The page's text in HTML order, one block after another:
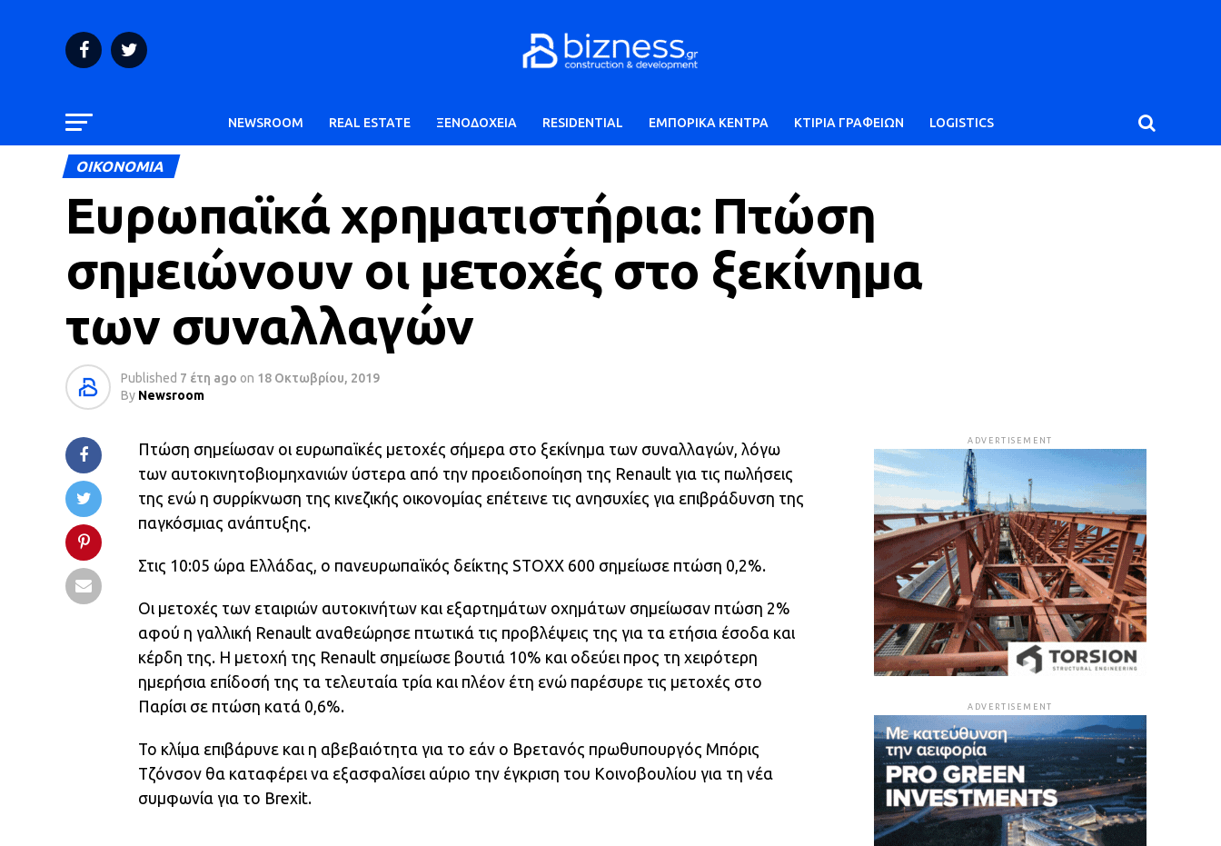
NEWSROOM REAL ESTATE ΞΕΝΟΔΟΧΕΙΑ RESIDENTIAL ΕΜΠΟΡΙΚΑ ΚΕΝΤΡΑ ΚΤΙΡΙΑ ΓΡΑΦΕΙΩΝ LOGISTICS
ΟΙΚΟΝΟΜΙΑ
Ευρωπαϊκά χρηματιστήρια: Πτώση
σημειώνουν οι μετοχές στο ξεκίνημα
των συναλλαγών
Published 7 έτη ago on 18 Οκτωβρίου, 2019
By Newsroom
Πτώση σημείωσαν οι ευρωπαϊκές μετοχές σήμερα στο ξεκίνημα των συναλλαγών, λόγω
των αυτοκινητοβιομηχανιών ύστερα από την προειδοποίηση της Renault για τις πωλήσεις
της ενώ η συρρίκνωση της κινεζικής οικονομίας επέτεινε τις ανησυχίες για επιβράδυνση της
παγκόσμιας ανάπτυξης.
Στις 10:05 ώρα Ελλάδας, ο πανευρωπαϊκός δείκτης STOXX 600 σημείωσε πτώση 0,2%.
Οι μετοχές των εταιριών αυτοκινήτων και εξαρτημάτων οχημάτων σημείωσαν πτώση 2%
αφού η γαλλική Renault αναθεώρησε πτωτικά τις προβλέψεις της για τα ετήσια έσοδα και
κέρδη της. Η μετοχή της Renault σημείωσε βουτιά 10% και οδεύει προς τη χειρότερη
ημερήσια επίδοσή της τα τελευταία τρία και πλέον έτη ενώ παρέσυρε τις μετοχές στο
Παρίσι σε πτώση κατά 0,6%.
Το κλίμα επιβάρυνε και η αβεβαιότητα για το εάν ο Βρετανός πρωθυπουργός Μπόρις
Τζόνσον θα καταφέρει να εξασφαλίσει αύριο την έγκριση του Κοινοβουλίου για τη νέα
συμφωνία για το Brexit.
ADVERTISEMENT
ADVERTISEMENT